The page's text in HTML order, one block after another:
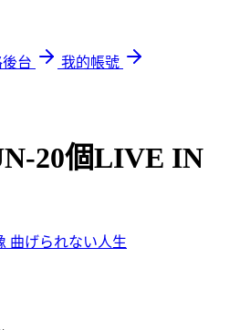
台
我的帳號
20個LIVE IN
曲げられない人生